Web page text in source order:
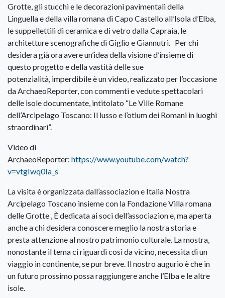
Grotte, gli stucchi e le decorazioni pavimentali della
Linguella e della villa romana di Capo Castello all’Isola d’Elba,
le suppellettili di ceramica e di vetro dalla Capraia, le
architetture scenografiche di Giglio e Giannutri. Per chi
desidera già ora avere un’idea della visione d’insieme di
questo progetto e della vastità delle sue
potenzialità, imperdibile è un video, realizzato per l’occasione
da ArchaeoReporter, con commenti e vedute spettacolari
delle isole documentate, intitolato “Le Ville Romane
dell’Arcipelago Toscano: Il lusso e l’otium dei Romani in luoghi
straordinari”.
Video di
ArchaeoReporter: https://www.youtube.com/watch?
v=vtgIwq0Ia_s
La visita è organizzata dall’associazion e Italia Nostra
Arcipelago Toscano insieme con la Fondazione Villa romana
delle Grotte , È dedicata ai soci dell’associazion e, ma aperta
anche a chi desidera conoscere meglio la nostra storia e
presta attenzione al nostro patrimonio culturale. La mostra,
nonostante il tema ci riguardi così da vicino, necessita di un
viaggio in continente, se pur breve. Il nostro augurio è che in
un futuro prossimo possa raggiungere anche l’Elba e le altre
isole.